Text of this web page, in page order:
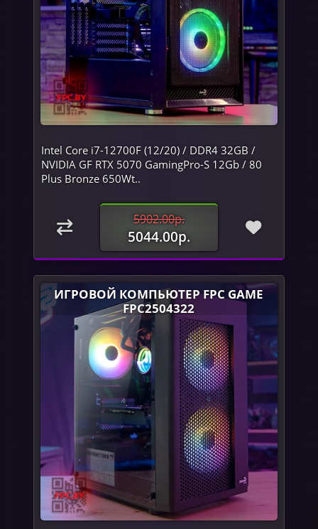
Intel Core i7-12700F (12/20) / DDR4 32GB /
NVIDIA GF RTX 5070 GamingPro-S 12Gb / 80
Plus Bronze 650Wt..
5902.00р.
5044.00р.
ИГРОВОЙ КОМПЬЮТЕР FPC GAME
FPC2504322